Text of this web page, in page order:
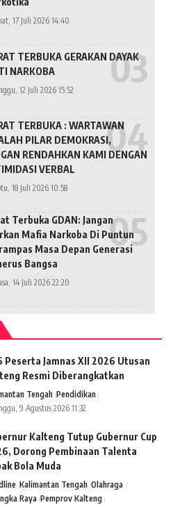
17 Juli 2026 14:40
TERBUKA GERAKAN DAYAK
NARKOBA
12 Juli 2026 15:52
TERBUKA : WARTAWAN
PILAR DEMOKRASI,
RENDAHKAN KAMI DENGAN
VERBAL
18 Juli 2026 10:58
Terbuka GDAN: Jangan
Mafia Narkoba Di Puntun
Masa Depan Generasi
Bangsa
14 Juli 2026 22:20
Peserta Jamnas XII 2026 Utusan
Resmi Diberangkatkan
Tengah Pendidikan
9 Agustus 2026 11:32
Kalteng Tutup Gubernur Cup
Dorong Pembinaan Talenta
Bola Muda
Kalimantan Tengah Olahraga
Raya Pemprov Kalteng